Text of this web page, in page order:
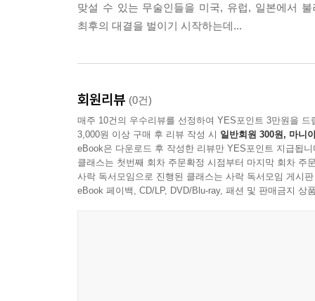
맞설 수 있는 무술인들을 미국, 유럽, 일본에서
최후의 대결을 벌이기 시작하는데...
회원리뷰 (0건)
매주 10건의 우수리뷰를 선정하여 YES포인트 3만원을 드
3,000원 이상 구매 후 리뷰 작성 시 일반회원 300원, 마니
eBook은 다운로드 후 작성한 리뷰만 YES포인트 지급됩니
클래스는 첫번째 회차 주문확정 시점부터 마지막 회차 주
사락 독서모임으로 진행된 클래스는 사락 독서모임 게시
eBook 페이백, CD/LP, DVD/Blu-ray, 패션 및 판매금지 상